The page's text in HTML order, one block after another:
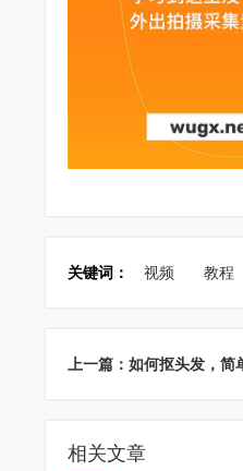
关键词： 视频 教程
上一篇：如何抠头发，
相关文章